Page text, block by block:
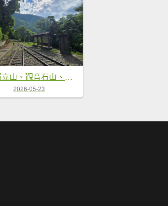
獨立山、觀音石山、阿拔泉山O繞
2026-05-23